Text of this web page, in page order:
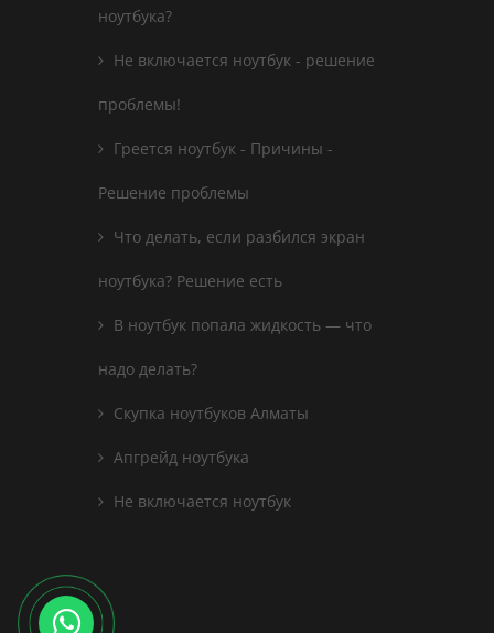
ноутбука?
Не включается ноутбук - решение
проблемы!
Греется ноутбук - Причины -
Решение проблемы
Что делать, если разбился экран
ноутбука? Решение есть
В ноутбук попала жидкость — что
надо делать?
Скупка ноутбуков Алматы
Апгрейд ноутбука
Не включается ноутбук